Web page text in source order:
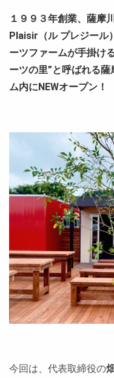
１９９３年創業、薩摩
Plaisir（ル プレジール
ーツファームが手掛け
ーツの里”と呼ばれる
ム内にNEWオープン！
今回は、代表取締役の